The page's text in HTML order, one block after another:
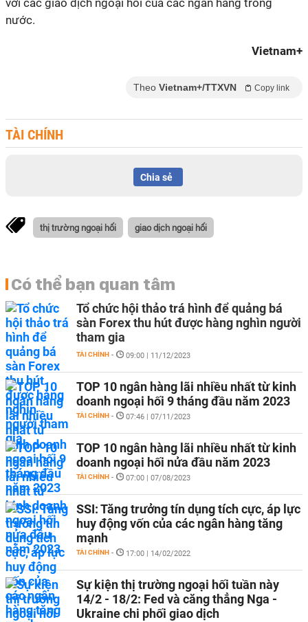
với các giao dịch ngoại hối của các ngân hàng trong
nước.
Vietnam+
Theo Vietnam+/TTXVN Copy link
TÀI CHÍNH
Chia sẻ
thị trường ngoại hối giao dịch ngoại hối
Có thể bạn quan tâm
Tổ chức hội thảo trá hình để quảng bá
sàn Forex thu hút được hàng nghìn người
tham gia
TÀI CHÍNH - 09:00 | 11/12/2023
TOP 10 ngân hàng lãi nhiều nhất từ kinh
doanh ngoại hối 9 tháng đầu năm 2023
TÀI CHÍNH - 07:46 | 07/11/2023
TOP 10 ngân hàng lãi nhiều nhất từ kinh
doanh ngoại hối nửa đầu năm 2023
TÀI CHÍNH - 07:00 | 07/08/2023
SSI: Tăng trưởng tín dụng tích cực, áp lực
huy động vốn của các ngân hàng tăng
mạnh
TÀI CHÍNH - 17:00 | 14/02/2022
Sự kiện thị trường ngoại hối tuần này
14/2 - 18/2: Fed và căng thẳng Nga -
Ukraine chi phối giao dịch